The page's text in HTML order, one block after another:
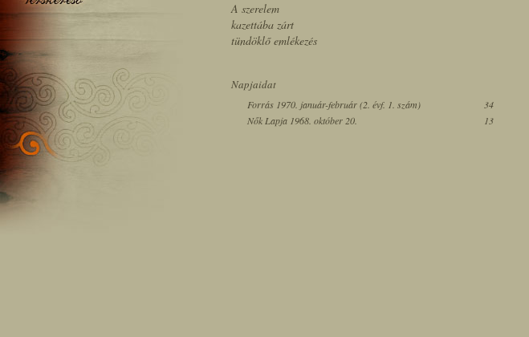
A szerelem
kazettába zárt
tündöklő emlékezés
Napjaidat
Forrás 1970. január-február (2. évf. 1. szám)
34
Nők Lapja 1968. október 20.
13